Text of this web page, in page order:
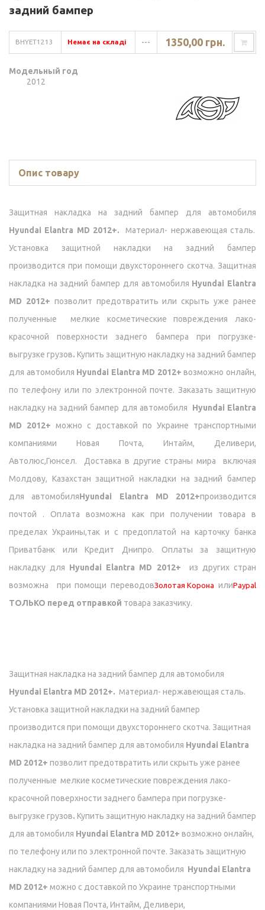
задний бампер
BHYET1213 Немає на складі --- 1350,00 грн.
Модельный год
2012
Опис товару
Защитная накладка на задний бампер для автомобиля
Hyundai Elantra MD 2012+.
Материал- нержавеющая сталь.
Установка защитной накладки на задний бампер
производится при помощи двухстороннего скотча. Защитная
накладка на задний бампер для автомобиля Hyundai Elantra
MD 2012+ позволит предотвратить или скрыть уже ранее
полученные мелкие косметические повреждения лако-
красочной поверхности заднего бампера при погрузке-
выгрузке грузов. Купить защитную накладку на задний бампер
для автомобиля Hyundai Elantra MD 2012+ возможно онлайн,
по телефону или по электронной почте. Заказать защитную
накладку на задний бампер для автомобиля Hyundai Elantra
MD 2012+ можно с доставкой по Украине транспортными
компаниями Новая Почта, Интайм, Деливери,
Автолюс,Гюнсел.
Доставка в другие страны мира включая
Молдову, Казахстан защитной накладки на задний бампер
для автомобиляHyundai Elantra MD 2012+производится
почтой . Оплата возможна как при получении товара в
пределах Украины,так и с предоплатой на карточку банка
Приватбанк или Кредит Днипро.
Оплаты за защитную
накладку для Hyundai Elantra MD 2012+ из других стран
возможна при помощи переводовЗолотая Корона илиPaypal
ТОЛЬКО перед отправкой товара заказчику.
Защитная накладка на задний бампер для автомобиля
Hyundai Elantra MD 2012+. Материал- нержавеющая сталь.
Установка защитной накладки на задний бампер
производится при помощи двухстороннего скотча. Защитная
накладка на задний бампер для автомобиля Hyundai Elantra
MD 2012+ позволит предотвратить или скрыть уже ранее
полученные мелкие косметические повреждения лако-
красочной поверхности заднего бампера при погрузке-
выгрузке грузов. Купить защитную накладку на задний бампер
для автомобиля Hyundai Elantra MD 2012+ возможно онлайн,
по телефону или по электронной почте. Заказать защитную
накладку на задний бампер для автомобиля Hyundai Elantra
MD 2012+ можно с доставкой по Украине транспортными
компаниями Новая Почта, Интайм, Деливери,